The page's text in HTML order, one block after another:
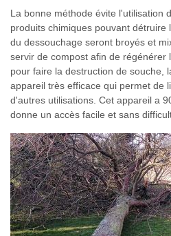
La bonne méthode évite l'utilisation
produits chimiques pouvant détruire
du dessouchage seront broyés et
servir de compost afin de régénérer
pour faire la destruction de souche,
appareil très efficace qui permet de
d'autres utilisations. Cet appareil a
donne un accès facile et sans